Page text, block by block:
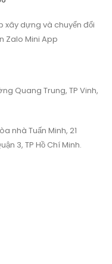
xây dựng và chuyển đổi
Zalo Mini App
Quang Trung, TP Vinh,
nhà Tuấn Minh, 21
3, TP Hồ Chí Minh.